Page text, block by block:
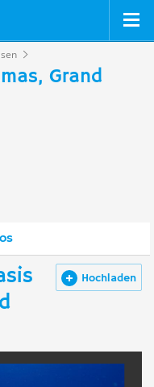
Grand
Hochladen